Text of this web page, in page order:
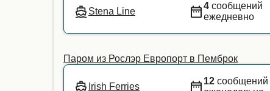
Stena Line
4 сообщений
ежедневно
Паром из Рослэр Европорт в Пемброк
Irish Ferries
12 сообщений